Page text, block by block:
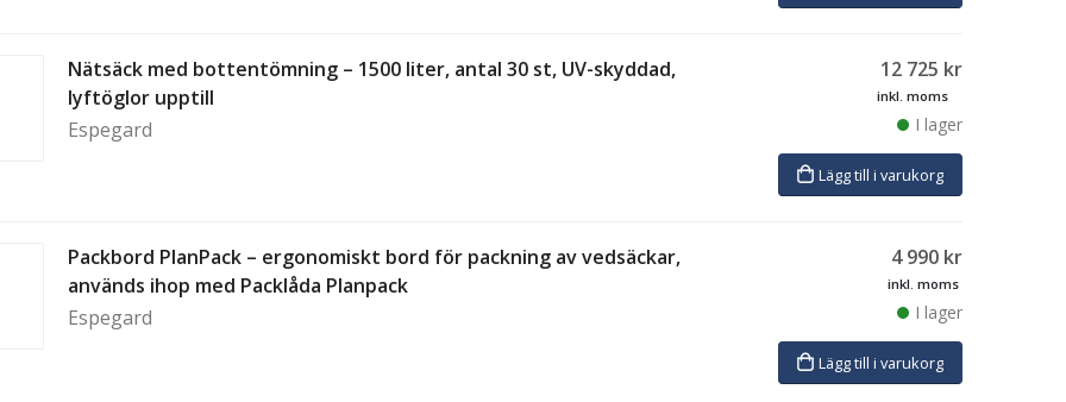
Nätsäck med bottentömning – 1500 liter, antal 30 st, UV-skyddad,
lyftöglor upptill
Espegard
12 725 kr
inkl. moms
I lager
Lägg till i varukorg
Packbord PlanPack – ergonomiskt bord för packning av vedsäckar,
används ihop med Packlåda Planpack
Espegard
4 990 kr
inkl. moms
I lager
Lägg till i varukorg